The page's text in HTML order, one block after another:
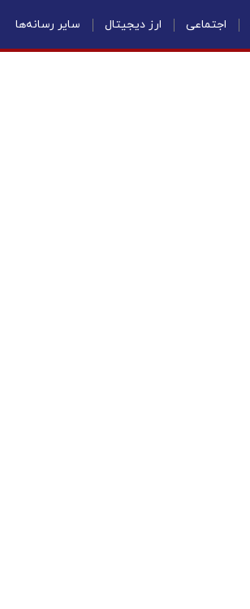
اجتماعی ارز دیجیتال سایر رسانه‌ها